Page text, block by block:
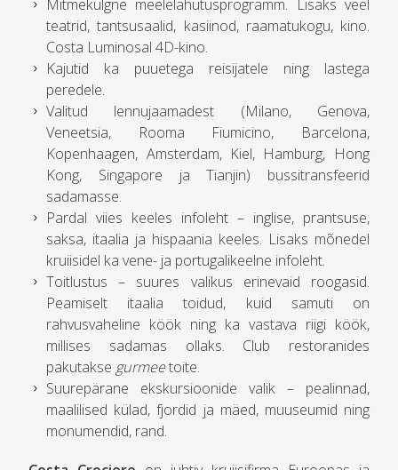
Mitmekülgne meelelahutusprogramm. Lisaks veel
teatrid, tantsusaalid, kasiinod, raamatukogu, kino.
Costa Luminosal 4D-kino.
Kajutid ka puuetega reisijatele ning lastega
peredele.
Valitud lennujaamadest (Milano, Genova,
Veneetsia, Rooma Fiumicino, Barcelona,
Kopenhaagen, Amsterdam, Kiel, Hamburg, Hong
Kong, Singapore ja Tianjin) bussitransfeerid
sadamasse.
Pardal viies keeles infoleht – inglise, prantsuse,
saksa, itaalia ja hispaania keeles. Lisaks mõnedel
kruiisidel ka vene- ja portugalikeelne infoleht.
Toitlustus – suures valikus erinevaid roogasid.
Peamiselt itaalia toidud, kuid samuti on
rahvusvaheline köök ning ka vastava riigi köök,
millises sadamas ollaks. Club restoranides
pakutakse gurmeetoite.
Suurepärane ekskursioonide valik – pealinnad,
maalilised külad, fjordid ja mäed, muuseumid ning
monumendid, rand.